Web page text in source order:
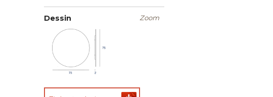
Dessin Zoom